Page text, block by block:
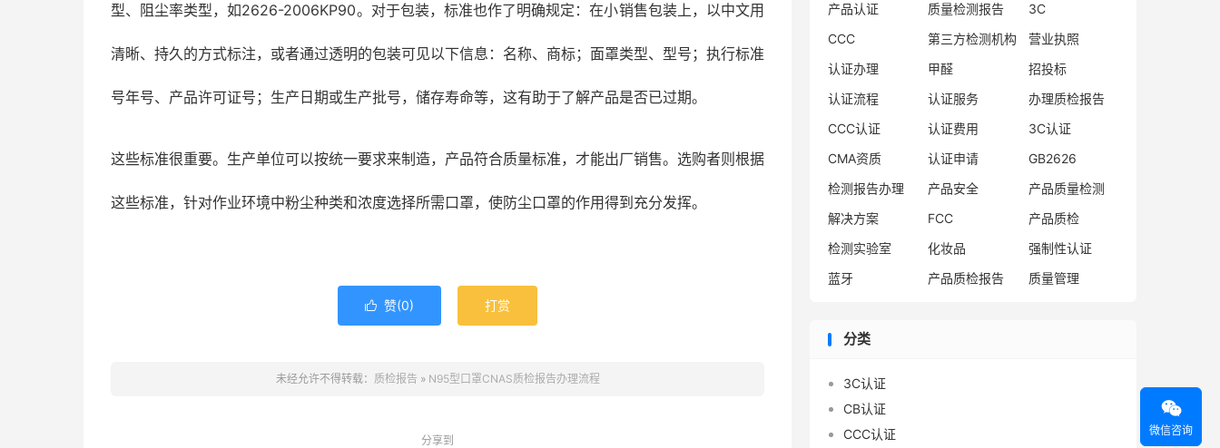
型、阻尘率类型，如2626-2006KP90。对于包装，标准也作了明确规定：在小销售包装上，以中文用
清晰、持久的方式标注，或者通过透明的包装可见以下信息：名称、商标；面罩类型、型号；执行标准
号年号、产品许可证号；生产日期或生产批号，储存寿命等，这有助于了解产品是否已过期。
这些标准很重要。生产单位可以按统一要求来制造，产品符合质量标准，才能出厂销售。选购者则根据
这些标准，针对作业环境中粉尘种类和浓度选择所需口罩，使防尘口罩的作用得到充分发挥。
 赞(0) 打赏
未经允许不得转载： 质检报告 » N95型口罩CNAS质检报告办理流程
分享到
产品认证
质量检测报告
3C
CCC
第三方检测机构
营业执照
认证办理
甲醛
招投标
认证流程
认证服务
办理质检报告
CCC认证
认证费用
3C认证
CMA资质
认证申请
GB2626
检测报告办理
产品安全
产品质量检测
解决方案
FCC
产品质检
检测实验室
化妆品
强制性认证
蓝牙
产品质检报告 质量管理
分类
3C认证
CB认证
CCC认证

微信咨询